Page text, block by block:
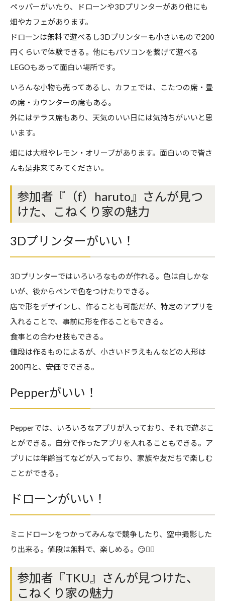
ペッパーがいたり、ドローンや3Dプリンターがあり他にも
畑やカフェがあります。
ドローンは無料で遊べるし3Dプリンターも小さいもので200
円くらいで体験できる。他にもパソコンを繋げて遊べる
LEGOもあって面白い場所です。
いろんな小物も売ってあるし、カフェでは、こたつの席・畳
の席・カウンターの席もある。
外にはテラス席もあり、天気のいい日には気持ちがいいと思
います。
畑には大根やレモン・オリーブがあります。面白いので皆さ
んも是非来てみてください。
参加者『（f）haruto』さんが見つ
けた、こねくり家の魅力
3Dプリンターがいい！
3Dプリンターではいろいろなものが作れる。色は白しかな
いが、後からペンで色をつけたりできる。
店で形をデザインし、作ることも可能だが、特定のアプリを
入れることで、事前に形を作ることもできる。
食事との合わせ技もできる。
値段は作るものによるが、小さいドラえもんなどの人形は
200円と、安価でできる。
Pepperがいい！
Pepperでは、いろいろなアプリが入っており、それで遊ぶこ
とができる。自分で作ったアプリを入れることもできる。ア
プリには年齢当てなどが入っており、家族や友だちで楽しむ
ことができる。
ドローンがいい！
ミニドローンをつかってみんなで競争したり、空中撮影した
り出来る。値段は無料で、楽しめる。😏👍🏻
参加者『TKU』さんが見つけた、
こねくり家の魅力